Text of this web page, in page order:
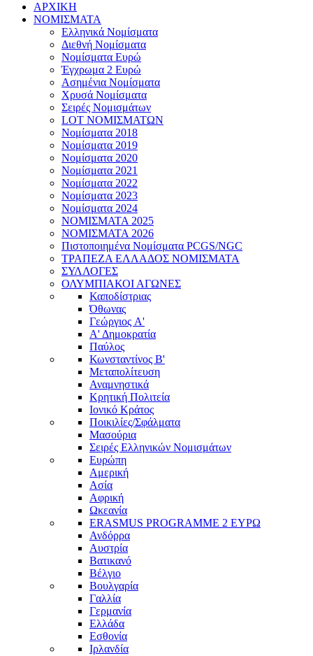
ΑΡΧΙΚΗ
ΝΟΜΙΣΜΑΤΑ
Ελληνικά Νομίσματα
Διεθνή Νομίσματα
Νομίσματα Ευρώ
Έγχρωμα 2 Ευρώ
Ασημένια Νομίσματα
Χρυσά Νομίσματα
Σειρές Νομισμάτων
LOT ΝΟΜΙΣΜΑΤΩΝ
Νομίσματα 2018
Νομίσματα 2019
Νομίσματα 2020
Νομίσματα 2021
Νομίσματα 2022
Νομίσματα 2023
Νομίσματα 2024
ΝΟΜΙΣΜΑΤΑ 2025
ΝΟΜΙΣΜΑΤΑ 2026
Πιστοποιημένα Νομίσματα PCGS/NGC
ΤΡΑΠΕΖΑ ΕΛΛΑΔΟΣ ΝΟΜΙΣΜΑΤΑ
ΣΥΛΛΟΓΕΣ
ΟΛΥΜΠΙΑΚΟΙ ΑΓΩΝΕΣ
Καποδίστριας
Όθωνας
Γεώργιος A'
Α' Δημοκρατία
Παύλος
Κωνσταντίνος Β'
Μεταπολίτευση
Αναμνηστικά
Κρητική Πολιτεία
Ιονικό Κράτος
Ποικιλίες/Σφάλματα
Μασούρια
Σειρές Ελληνικών Νομισμάτων
Ευρώπη
Αμερική
Ασία
Αφρική
Ωκεανία
ERASMUS PROGRAMME 2 ΕΥΡΩ
Ανδόρρα
Αυστρία
Βατικανό
Βέλγιο
Βουλγαρία
Γαλλία
Γερμανία
Ελλάδα
Εσθονία
Ιρλανδία